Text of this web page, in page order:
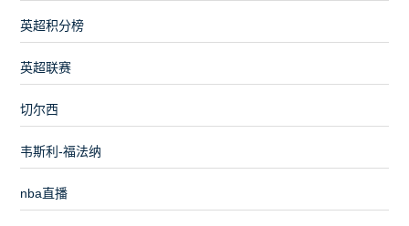
英超积分榜
英超联赛
切尔西
韦斯利-福法纳
nba直播